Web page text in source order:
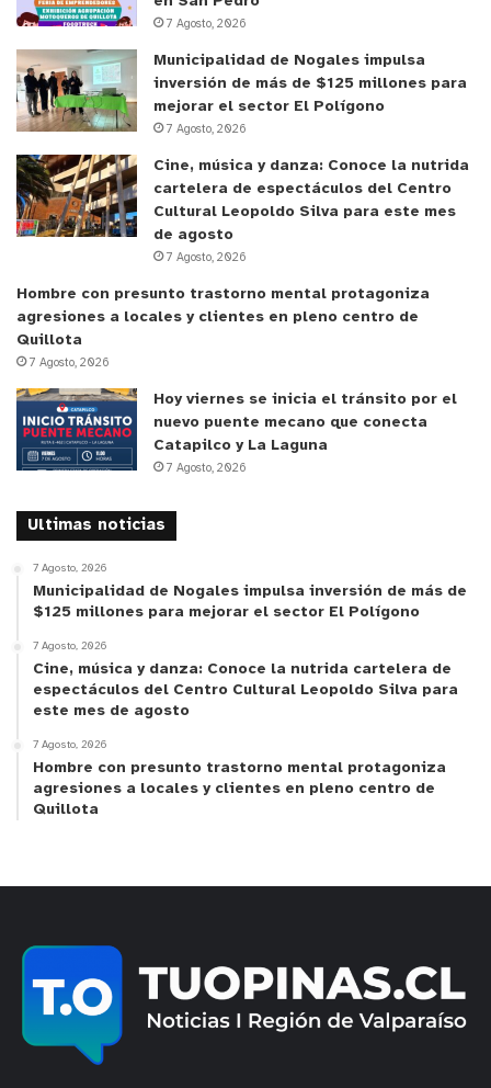
plan de acciones e inversiones comprometido por
y asegurar la sustentabilidad del servicio ante la
alta demanda estival.
“Este nuevo plan de inversiones comprometido por
ESSSI será fiscalizado rigurosamente por la SiSS”,
advirtió el superintendente Rivas. Dicho plan
deberá garantizar un estándar sostenido en la
usuarias en Los Molles, con especial atención a los
meses de alta demanda durante la temporada de
verano.
“Además, se establecerán mecanismos de
seguimiento y participación comunitaria para
verificar el cumplimiento efectivo de las medidas
comprometidas, con transparencia y enfoque en el
derecho de las personas a acceder a servicios
sanitarios seguros y continuos”, subrayó.
Compromiso con la comunidad
El superintendente Jorge Rivas expresó que
comprende que esta resolución pueda generar
dudas o inquietudes en parte de la comunidad
organizada y en autoridades locales que
solicitaron la caducidad de la concesión. Por ello,
reiteró el compromiso de la Superintendencia con
que fundamenta esta decisión, así como su plena
transparente con la ciudadanía.
“Como institución, nos la vamos a jugar por
asegurar el buen funcionamiento de esta
concesión. Sabemos que Los Molles es una
7 Agosto, 2026
Municipalidad de Nogales impulsa
inversión de más de $125 millones para
mejorar el sector El Polígono
7 Agosto, 2026
Cine, música y danza: Conoce la nutrida
cartelera de espectáculos del Centro
Cultural Leopoldo Silva para este mes
de agosto
7 Agosto, 2026
Hombre con presunto trastorno mental protagoniza
agresiones a locales y clientes en pleno centro de
Quillota
7 Agosto, 2026
Hoy viernes se inicia el tránsito por el
nuevo puente mecano que conecta
Catapilco y La Laguna
7 Agosto, 2026
Ultimas noticias
7 Agosto, 2026
Municipalidad de Nogales impulsa inversión de más de
$125 millones para mejorar el sector El Polígono
7 Agosto, 2026
Cine, música y danza: Conoce la nutrida cartelera de
espectáculos del Centro Cultural Leopoldo Silva para
este mes de agosto
7 Agosto, 2026
Hombre con presunto trastorno mental protagoniza
agresiones a locales y clientes en pleno centro de
Quillota